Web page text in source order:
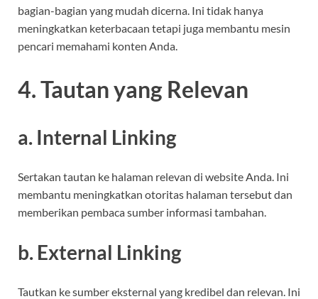
bagian-bagian yang mudah dicerna. Ini tidak hanya
meningkatkan keterbacaan tetapi juga membantu mesin
pencari memahami konten Anda.
4. Tautan yang Relevan
a. Internal Linking
Sertakan tautan ke halaman relevan di website Anda. Ini
membantu meningkatkan otoritas halaman tersebut dan
memberikan pembaca sumber informasi tambahan.
b. External Linking
Tautkan ke sumber eksternal yang kredibel dan relevan. Ini